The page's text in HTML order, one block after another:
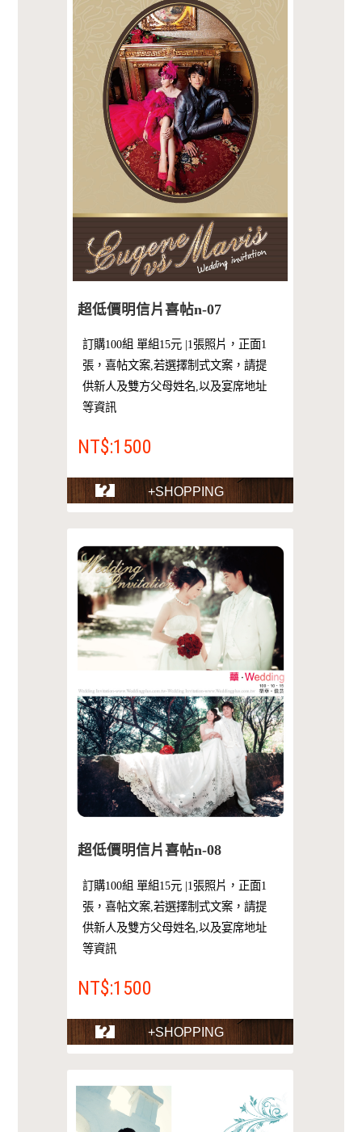
超低價明信片喜帖n-07
訂購100組 單組15元 |1張照片，正面1
張，喜帖文案,若選擇制式文案，請提
供新人及雙方父母姓名,以及宴席地址
等資訊
NT$:1500
+SHOPPING
超低價明信片喜帖n-08
訂購100組 單組15元 |1張照片，正面1
張，喜帖文案,若選擇制式文案，請提
供新人及雙方父母姓名,以及宴席地址
等資訊
NT$:1500
+SHOPPING